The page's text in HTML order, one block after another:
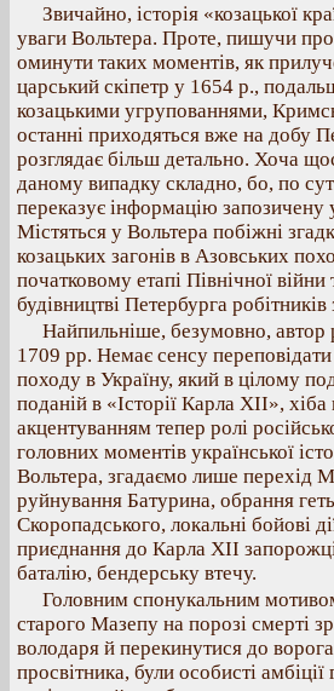
Звичайно, історія «козацької
уваги Вольтера. Проте, пишучи про
оминути таких моментів, як
царський скіпетр у 1654 р.,
козацькими угрупованнями,
останні приходяться вже на добу
розглядає більш детально. Хоча
даному випадку складно, бо, по
переказує інформацію запозичену
Містяться у Вольтера побіжні
козацьких загонів в Азовських
початковому етапі Північної війни
будівництві Петербурга робітників
Найпильніше, безумовно, автор
1709 рр. Немає сенсу
походу в Україну, який в цілому
поданій в «Історії Карла ХІІ»,
акцентуванням тепер ролі
головних моментів української
Вольтера, згадаємо лише перехід
руйнування Батурина, обрання
Скоропадського, локальні бойові
приєднання до Карла ХІІ
баталію, бендерську втечу.
Головним спонукальним
старого Мазепу на порозі смерті
володаря й перекинутися до
просвітника, були особисті